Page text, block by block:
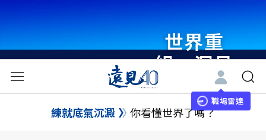
世界重
組・洞見
未來 與
世界領袖
職場雷達
練就底氣沉澱 你看懂世界了嗎？